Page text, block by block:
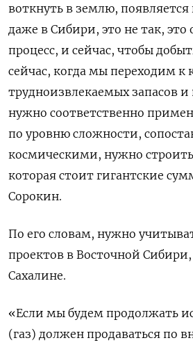
воткнуть в землю, появляется
даже в Сибири, это не так,
процесс, и сейчас, чтобы
сейчас, когда мы переходим к
трудноизвлекаемых запасов и
нужно соответственно
по уровню сложности,
космическими, нужно
которая стоит гигантские
Сорокин.
По его словам, нужно
проектов в Восточной
Сахалине.
«Если мы будем продолжать
(газ) должен продаваться по